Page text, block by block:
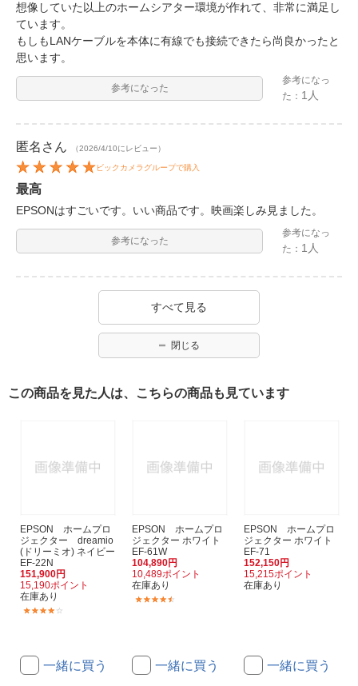
想像していた以上のホームシアター環境が作れて、非常に満足し
ています。
もしもLANケーブルを本体に有線でも接続できたら尚良かったと
思います。
参考になった
参考になっ
た： 1人
匿名 さん （2026/4/10にレビュー）
ビックカメラグループで購入
最高
EPSONはすごいです。いい商品です。映画楽しみ見ました。
参考になった
参考になっ
た： 1人
すべて見る
閉じる
この商品を見た人は、こちらの商品も見ています
EPSON ホームプロ
ジェクター dreamio
(ドリーミオ) ネイビー
EF-22N
151,900円
15,190ポイント
在庫あり
一緒に買う
EPSON ホームプロ
ジェクター ホワイト
EF-61W
104,890円
10,489ポイント
在庫あり
一緒に買う
EPSON ホームプロ
ジェクター ホワイト
EF-71
152,150円
15,215ポイント
在庫あり
一緒に買う